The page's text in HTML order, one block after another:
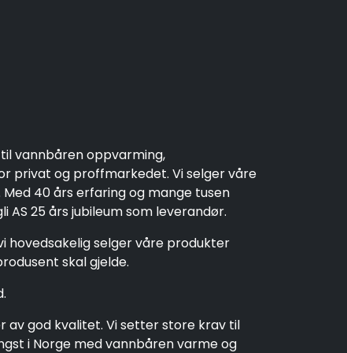
vannbåren oppvarming,
privat og proffmarkedet. Vi selger våre
40 års erfaring og mange tusen
25 års jubileum som leverandør.
hovedsakelig selger våre produkter
skal gjelde.
god kvalitet. Vi setter store krav til
i Norge med vannbåren varme og